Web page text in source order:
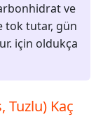
ve
tok tutar, gün
için oldukça
Tuzlu) Kaç